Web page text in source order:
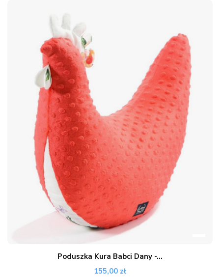
Poduszka Kura Babci Dany -...
155,00 zł